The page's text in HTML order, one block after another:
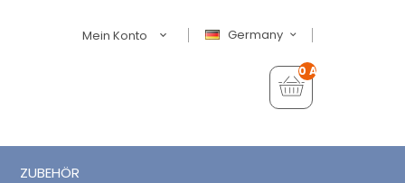
Germany
Mein Konto
0 Artikel - €0,00
ZUBEHÖR